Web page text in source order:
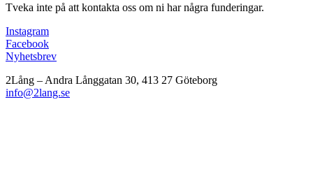
Tveka inte på att kontakta oss om ni har några funderingar.
Instagram
Facebook
Nyhetsbrev
2Lång – Andra Långgatan 30, 413 27 Göteborg
info@2lang.se